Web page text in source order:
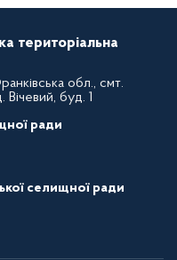
територіальна
обл., смт.
Вічевий, буд. 1
ради
селищної ради